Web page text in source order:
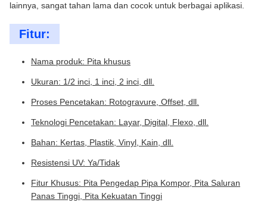
lainnya, sangat tahan lama dan cocok untuk berbagai aplikasi.
Fitur:
Nama produk: Pita khusus
Ukuran: 1/2 inci, 1 inci, 2 inci, dll.
Proses Pencetakan: Rotogravure, Offset, dll.
Teknologi Pencetakan: Layar, Digital, Flexo, dll.
Bahan: Kertas, Plastik, Vinyl, Kain, dll.
Resistensi UV: Ya/Tidak
Fitur Khusus: Pita Pengedap Pipa Kompor, Pita Saluran
Panas Tinggi, Pita Kekuatan Tinggi